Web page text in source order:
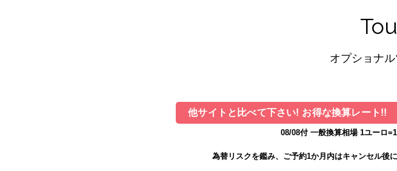
オプショナ
他サイトと比べて下さい! お得な換算レート!!
08/08付 一般換算相場 1ユーロ
為替リスクを鑑み、ご予約1か月内はキャンセル後